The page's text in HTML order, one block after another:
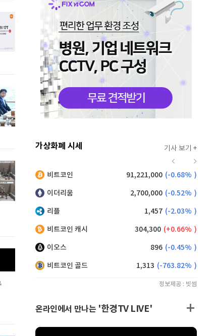
가상화폐 시세 기사 보기 +
( 0.33%
( 1.37%
비트코인 91,221,000 (-0.68% )
이더리움 2,700,000 (-0.52% )
리플 1,457 (-2.03% )
비트코인 캐시 304,300 ( 0.66% )
이오스 896 (-0.45% )
비트코인 골드 1,313 (-763.82% )
정보제공 : 빗썸
온라인에서 만나는 '한경TV LIVE'